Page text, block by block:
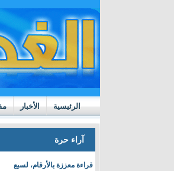
الرئيسية الأخبار
آراء حرة
قراءة معززة بالأرقام، لسبع